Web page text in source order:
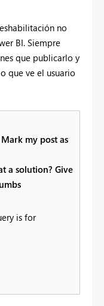
no
BI. Siempre
que publicarlo y
que ve el usuario
my post as
a solution? Give
is for